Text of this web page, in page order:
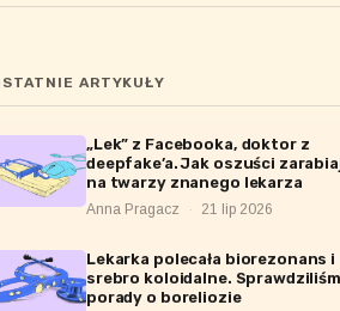
ARTYKUŁY
„Lek” z Facebooka, doktor z
deepfake’a. Jak oszuści
na twarzy znanego lekarza
Anna Pragacz · 21 lip 2026
Lekarka polecała biorezonans i
srebro koloidalne.
porady o boreliozie